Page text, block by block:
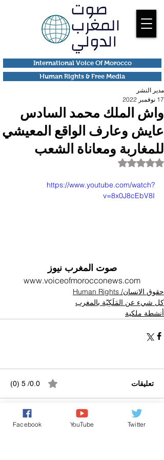
Human Rights & Free Media
International Voice Of Morocco
واش الملك محمد السادس
عايش وعارف الواقع المعيشي
للمغاربة ومعاناة الشعب
مدير النشر
17 نوفمبر 2022
تم التقييم بـ ليس رقمًا من أصل 5 نجوم.
https://www.youtube.com/watch?
v=8x0J8cEbV8I
صوت المغرب نيوز
www.voiceofmorocconews.com
حقوق الانسان/ Human Rights
كل شيء عن المَلَكِيّة بالمغرب
أنشطة ملكية
تعليقات 0.0/ 5 (0)
التعليق والتقييم... Facebook YouTube Twitter